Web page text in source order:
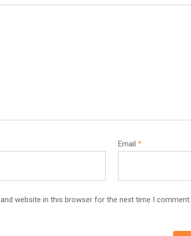
Email *
website in this browser for the next time I comment.